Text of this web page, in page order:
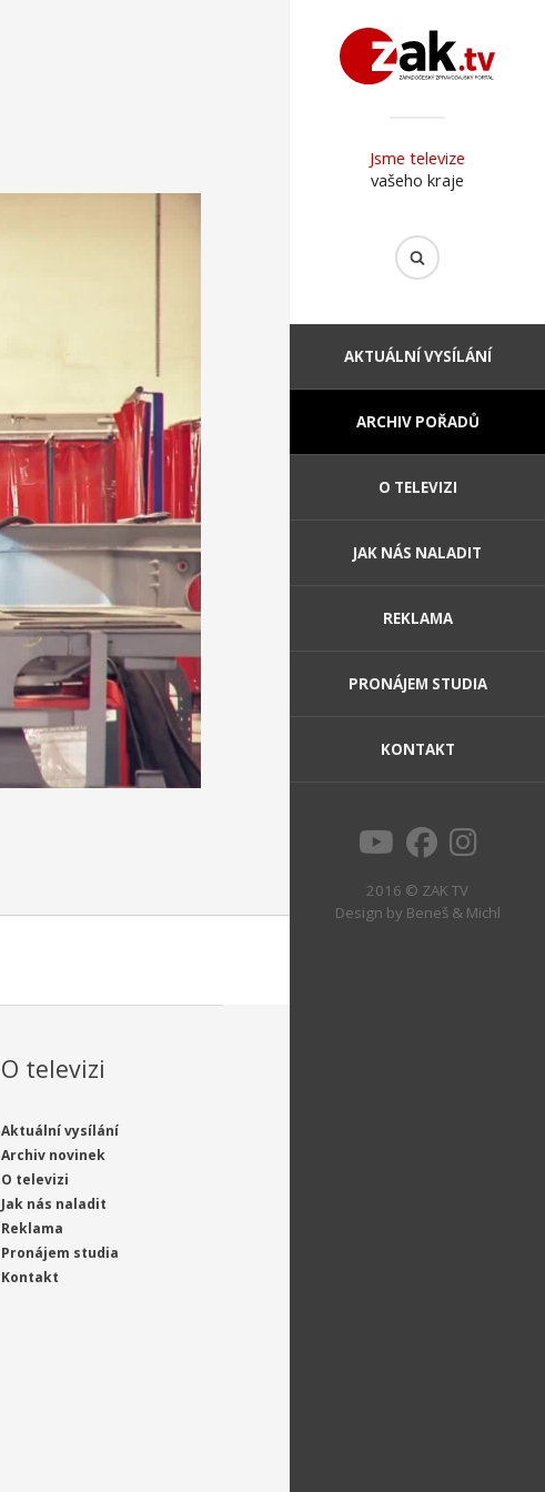
Jsme televize
vašeho kraje
AKTUÁLNÍ VYSÍLÁNÍ
ARCHIV POŘADŮ
O TELEVIZI
JAK NÁS NALADIT
REKLAMA
PRONÁJEM STUDIA
KONTAKT
2016 © ZAK TV
Design by Beneš & Michl
O televizi
Aktuální vysílání
Archiv novinek
O televizi
Jak nás naladit
Reklama
Pronájem studia
Kontakt